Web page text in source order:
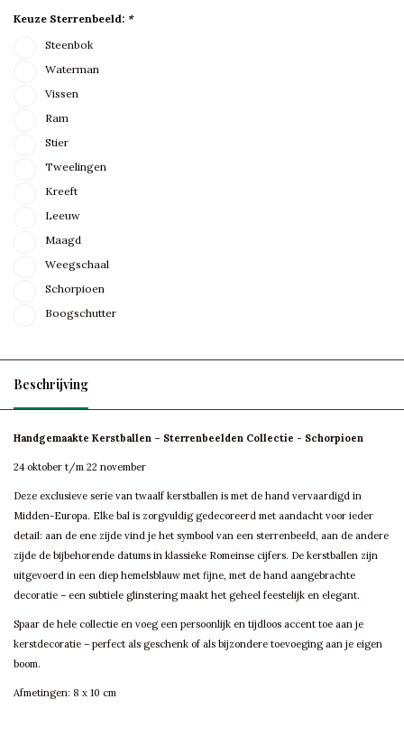
Keuze Sterrenbeeld: *
Steenbok
Waterman
Vissen
Ram
Stier
Tweelingen
Kreeft
Leeuw
Maagd
Weegschaal
Schorpioen
Boogschutter
Beschrijving
Handgemaakte Kerstballen – Sterrenbeelden Collectie - Schorpioen
24 oktober t/m 22 november
Deze exclusieve serie van twaalf kerstballen is met de hand vervaardigd in
Midden-Europa. Elke bal is zorgvuldig gedecoreerd met aandacht voor ieder
detail: aan de ene zijde vind je het symbool van een sterrenbeeld, aan de andere
zijde de bijbehorende datums in klassieke Romeinse cijfers. De kerstballen zijn
uitgevoerd in een diep hemelsblauw met fijne, met de hand aangebrachte
decoratie – een subtiele glinstering maakt het geheel feestelijk en elegant.
Spaar de hele collectie en voeg een persoonlijk en tijdloos accent toe aan je
kerstdecoratie – perfect als geschenk of als bijzondere toevoeging aan je eigen
boom.
Afmetingen: 8 x 10 cm